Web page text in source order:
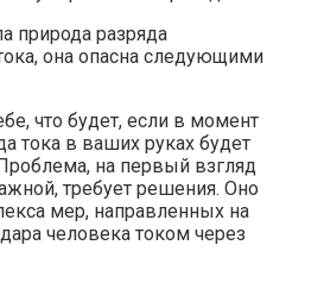
природа разряда
она опасна следующими
что будет, если в момент
тока в ваших руках будет
на первый взгляд
требует решения. Оно
мер, направленных на
человека током через